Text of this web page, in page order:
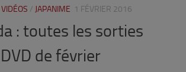
/ JAPANIME 1 FÉVRIER 2016
: toutes les sorties
de février